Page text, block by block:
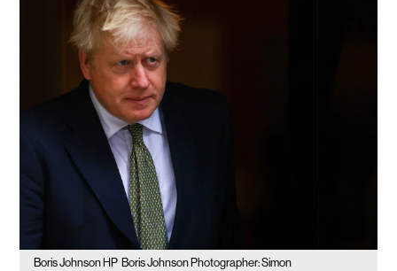
Boris Johnson HP Boris Johnson Photographer: Simon